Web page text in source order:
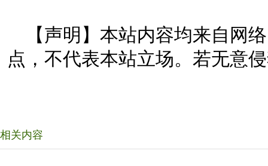
【声明】本站内容均来自网
点，不代表本站立场。若无意
相关内容